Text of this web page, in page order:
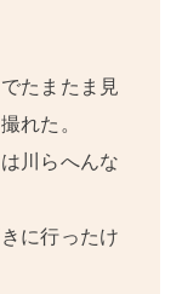
たまたま見
れた。
川らへんな
に行ったけ